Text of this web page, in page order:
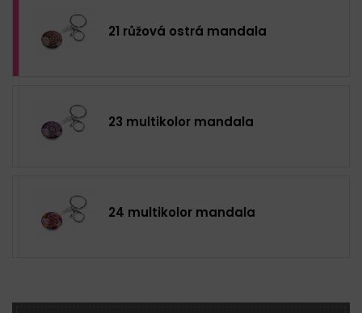
21 růžová ostrá mandala
23 multikolor mandala
24 multikolor mandala